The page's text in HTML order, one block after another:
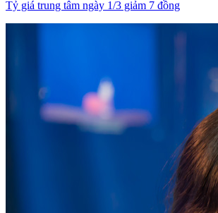
Tỷ giá trung tâm ngày 1/3 giảm 7 đồng